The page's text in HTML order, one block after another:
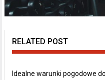
RELATED POST
Idealne warunki pogodowe